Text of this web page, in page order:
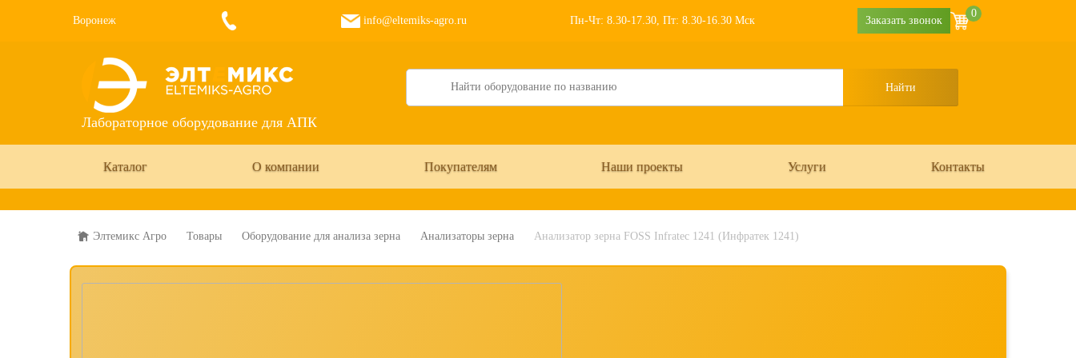
Воронеж info@eltemiks-agro.ru Пн-Чт: 8.30-17.30, Пт: 8.30-16.30 Мск Заказать звонок
0
Лабораторное оборудование для АПК
Search
Каталог О компании Покупателям Наши проекты Услуги Контакты
Элтемикс Агро Товары Оборудование для анализа зерна Анализаторы зерна Анализатор зерна FOSS Infratec 1241 (Инфратек 1241)